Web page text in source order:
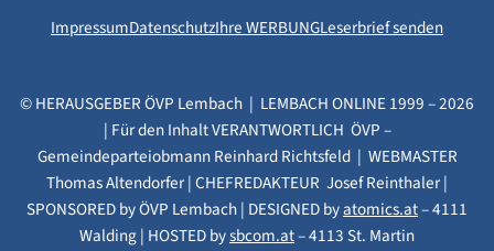
ImpressumDatenschutzIhre WERBUNGLeserbrief senden
© HERAUSGEBER ÖVP Lembach | LEMBACH ONLINE 1999 – 2026
| Für den Inhalt VERANTWORTLICH ÖVP –
Gemeindeparteiobmann Reinhard Richtsfeld | WEBMASTER
Thomas Altendorfer | CHEFREDAKTEUR Josef Reinthaler |
SPONSORED by ÖVP Lembach | DESIGNED byatomics.at– 4111
Walding | HOSTED bysbcom.at– 4113 St. Martin